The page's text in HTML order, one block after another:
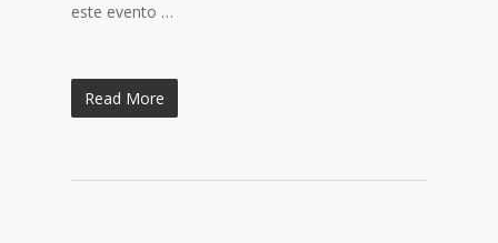
este evento …
Read More